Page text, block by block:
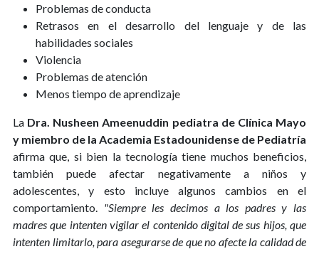
Problemas de conducta
Retrasos en el desarrollo del lenguaje y de las
habilidades sociales
Violencia
Problemas de atención
Menos tiempo de aprendizaje
La Dra. Nusheen Ameenuddin pediatra de Clínica Mayo
y miembro de la Academia Estadounidense de Pediatría
afirma que, si bien la tecnología tiene muchos beneficios,
también puede afectar negativamente a niños y
adolescentes, y esto incluye algunos cambios en el
comportamiento. "Siempre les decimos a los padres y las
madres que intenten vigilar el contenido digital de sus hijos, que
intenten limitarlo, para asegurarse de que no afecte la calidad de